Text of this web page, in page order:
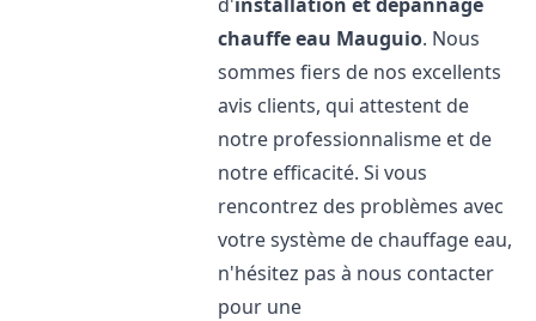
chauffe eau Mauguio. Nous
sommes fiers de nos excellents
avis clients, qui attestent de
notre professionnalisme et de
notre efficacité. Si vous
rencontrez des problèmes avec
votre système de chauffage eau,
n'hésitez pas à nous contacter
pour une